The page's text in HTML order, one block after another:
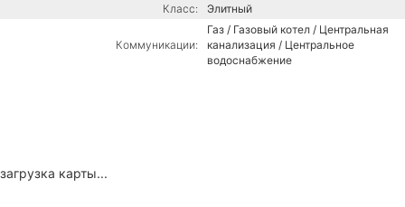
Класс:
Элитный
Коммуникации:
Газ / Газовый котел / Центральная
канализация / Центральное
водоснабжение
загрузка карты...